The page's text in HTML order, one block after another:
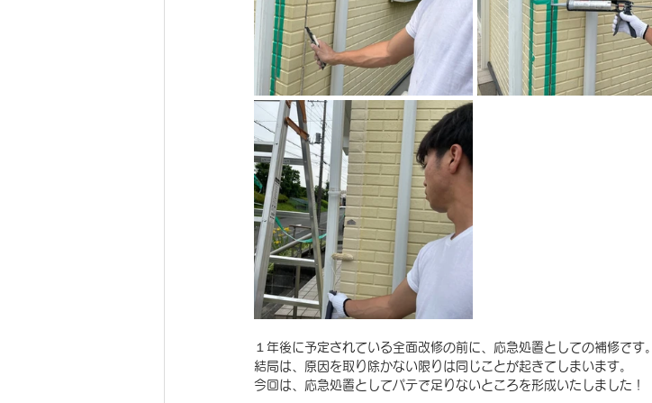
１年後に予定されている全面改修の前に、応急処置としての補修です。
結局は、原因を取り除かない限りは同じことが起きてしまいます。
今回は、応急処置としてパテで足りないところを形成いたしました！